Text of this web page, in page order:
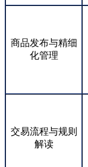
商品发布与精细
化管理
交易流程与规则
解读